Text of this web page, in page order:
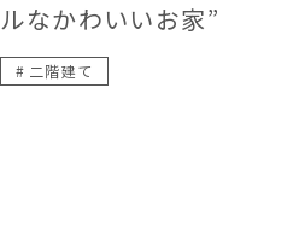
ルなかわいいお家”
二階建て